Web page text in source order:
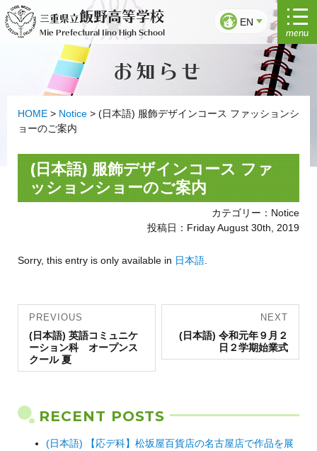
Skip
to
content
三重県立飯野高等学校
Mie Prefectural Iino High School
EN
menu
お知らせ
HOME > Notice > (日本語) 服飾デザインコース ファッションシ
ョーのご案内
(日本語) 服飾デザインコース ファ
ッションショーのご案内
カテゴリー：Notice
投稿日：Friday August 30th, 2019
Sorry, this entry is only available in 日本語
Post
navigation
PREVIOUS
Previous
post:
(日本語) 英語コミュニケ
ーション科 オープンス
クール 夏
NEXT
Next
post:
(日本語) 令和元年９月２
日２学期始業式
RECENT POSTS
(日本語) 【応デ科】松坂屋百貨店の名古屋店で作品を展